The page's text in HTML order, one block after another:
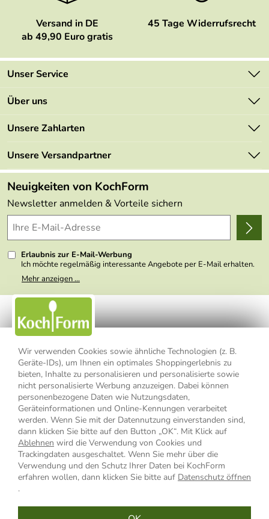
Wir verwenden Cookies sowie ähnliche Technologien (z. B.
Geräte-IDs), um Ihnen ein optimales Shoppingerlebnis zu
bieten, Inhalte zu personalisieren und personalisierte sowie
nicht personalisierte Werbung anzuzeigen. Dabei können
personenbezogene Daten wie Nutzungsdaten,
Geräteinformationen und Online-Kennungen verarbeitet
werden. Wenn Sie mit der Datennutzung einverstanden sind,
dann klicken Sie bitte auf den Button „OK“. Mit Klick auf
Ablehnen wird die Verwendung von Cookies und
Trackingdaten ausgeschaltet. Wenn Sie mehr über die
Verwendung und den Schutz Ihrer Daten bei KochForm
erfahren wollen, dann klicken Sie bitte auf Datenschutz öffnen
.
Versand in DE
ab 49,90 Euro gratis
45 Tage Widerrufsrecht
Unser Service
Kontakt
Mehrwertsteuerfrei
Retourenportal
FAQs
Lieferbedingungen
Delivery Terms
Kundenlogin
Über uns
Marken
Angebote
Made in Germany
Themen
Wir über uns
Presse
Unsere Zahlarten
Unsere Versandpartner
Neuigkeiten von KochForm
Newsletter anmelden & Vorteile sichern
Erlaubnis zur E-Mail-Werbung
Ich möchte regelmäßig interessante Angebote per E-Mail erhalten.
Meine E-Mail-Adresse wird nicht an andere Unternehmen
weitergegeben. Zu statistischen Zwecken wird in anonymer Form
nicht erkennbar, welche konkrete Person geklickt hat. Diese
Einwilligung zur Nutzung meiner E-Mail- Adresse für Werbezwecke
kann ich jederzeit mit Wirkung für die Zukunft widerrufen, indem ich
den Link "Abmelden" am Ende des Newsletters anklicke oder die
Option Newsletter im Mitgliederbereich deaktiviere. Die
Datenschutzerklärung
habe ich zur Kenntnis genommen.
Mehr anzeigen ...
Impressum Datenschutzerklärung
AGB
Widerrufsbelehrung
Widerrufsformular
Vertrag widerrufen
* Alle Preisangaben inkl. MwSt., bis 49,90 € Bestellwert zzgl.
Versandkosten, ab 49,90 € Bestellwert inkl.Versandkosteninnerhalb